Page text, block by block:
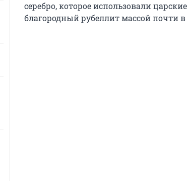
серебро, которое использовали
благородный рубеллит массой почти